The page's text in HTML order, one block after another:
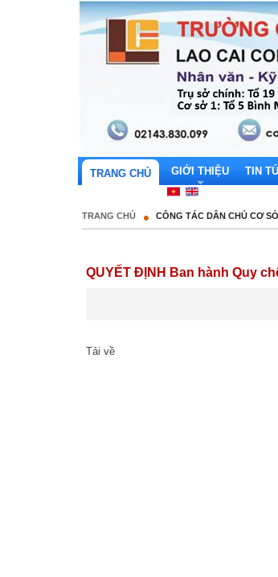
TRANG CHỦ GIỚI THIỆU TIN
TRANG CHỦ CÔNG TÁC DÂN CHỦ CƠ SỞ
QUYẾT ĐỊNH Ban hành Quy
Tải về